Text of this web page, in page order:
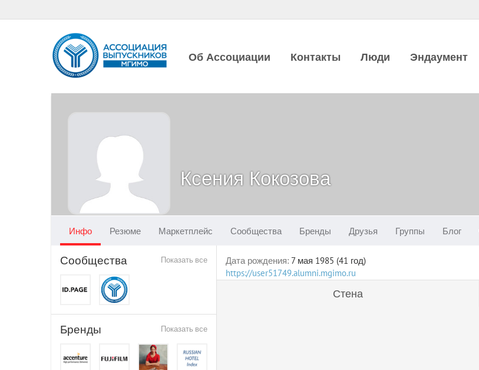
Об Ассоциации Контакты Люди Эндаумент
Ксения Кокозова
Инфо Резюме Маркетплейс Сообщества Бренды Друзья Группы Блог
Показать все
Сообщества
Показать все
Бренды
Дата рождения: 7 мая 1985 (41 год)
https://user51749.alumni.mgimo.ru
Стена